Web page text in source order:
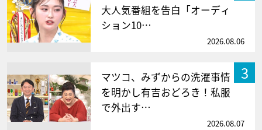
大人気番組を告白「オーディ
ション10…
2026.08.06
3
マツコ、みずからの洗濯事情
を明かし有吉おどろき！私服
で外出す…
2026.08.07